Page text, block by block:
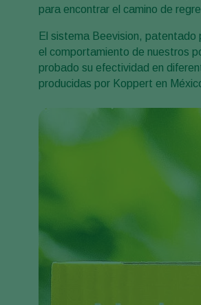
para encontrar el camino de
El sistema Beevision,
el comportamiento de nuestros
probado su efectividad en
producidas por Koppert en